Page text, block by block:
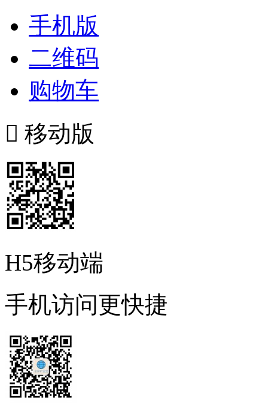
手机版
二维码
购物车
 移动版
H5移动端
手机访问更快捷